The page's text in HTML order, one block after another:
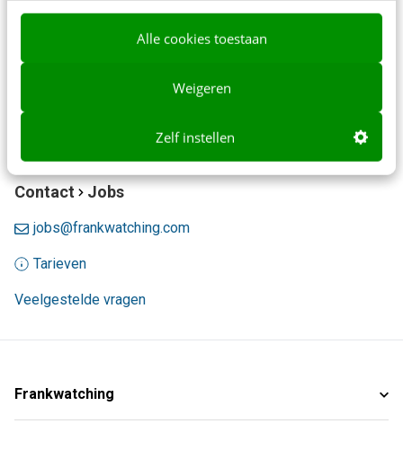
Alle cookies toestaan
Weigeren
Zelf instellen
Contact Jobs
jobs@frankwatching.com
Tarieven
Veelgestelde vragen
Frankwatching